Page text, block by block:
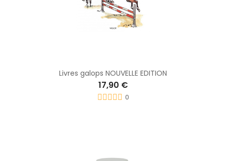
Livres galops NOUVELLE EDITION
17,90 €
0